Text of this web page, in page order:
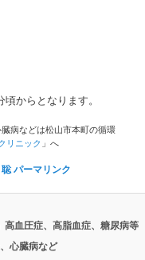
からとなります。
病などは松山市本町の循環
リニック 」へ
パーマリンク
血圧症、高脂血症、糖尿病等
心臓病など